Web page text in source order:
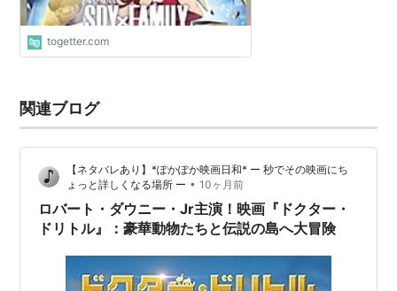
togetter.com
関連ブログ
【ネタバレあり】*ぽかぽか映画日和* ー 秒でその映画にち
ょっと詳しくなる場所 ー • 10ヶ月前
ロバート・ダウニー・Jr主演！映画『ドクター・
ドリトル』：豪華動物たちと伝説の島へ大冒険